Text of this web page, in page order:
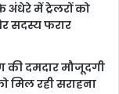
अंधेरे में ट्रेलरों को
सदस्य फरार
की दमदार मौजूदगी
मिल रही सराहना